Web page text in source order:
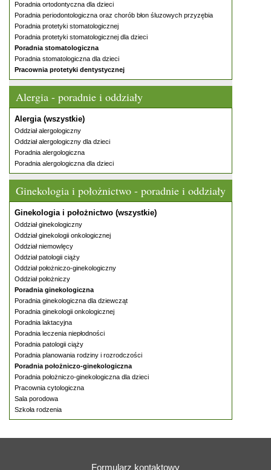
Poradnia ortodontyczna dla dzieci
Poradnia periodontologiczna oraz chorób błon śluzowych przyzębia
Poradnia protetyki stomatologicznej
Poradnia protetyki stomatologicznej dla dzieci
Poradnia stomatologiczna
Poradnia stomatologiczna dla dzieci
Pracownia protetyki dentystycznej
Alergia - poradnie i oddziały
Alergia (wszystkie)
Oddział alergologiczny
Oddział alergologiczny dla dzieci
Poradnia alergologiczna
Poradnia alergologiczna dla dzieci
Ginekologia i położnictwo - poradnie i oddziały
Ginekologia i położnictwo (wszystkie)
Oddział ginekologiczny
Oddział ginekologii onkologicznej
Oddział niemowlęcy
Oddział patologii ciąży
Oddział położniczo-ginekologiczny
Oddział położniczy
Poradnia ginekologiczna
Poradnia ginekologiczna dla dziewcząt
Poradnia ginekologii onkologicznej
Poradnia laktacyjna
Poradnia leczenia niepłodności
Poradnia patologii ciąży
Poradnia planowania rodziny i rozrodczości
Poradnia położniczo-ginekologiczna
Poradnia położniczo-ginekologiczna dla dzieci
Pracownia cytologiczna
Sala porodowa
Szkoła rodzenia
Formularz kontaktowy